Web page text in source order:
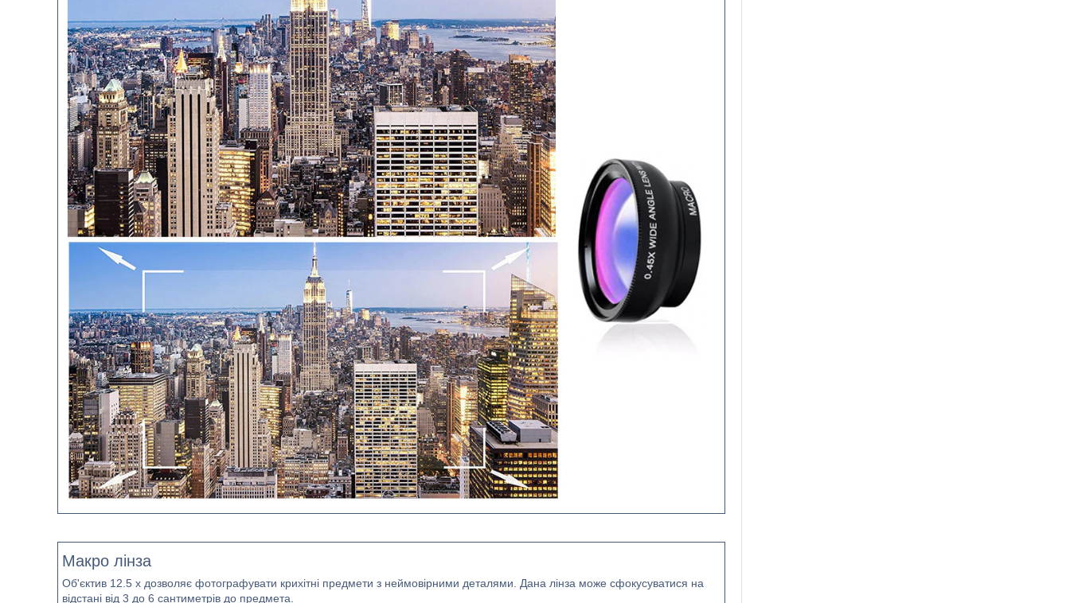
Макро лінза
Об'єктив 12.5 х дозволяє фотографувати крихітні предмети з неймовірними деталями. Дана лінза може сфокусуватися на
відстані від 3 до 6 сантиметрів до предмета.